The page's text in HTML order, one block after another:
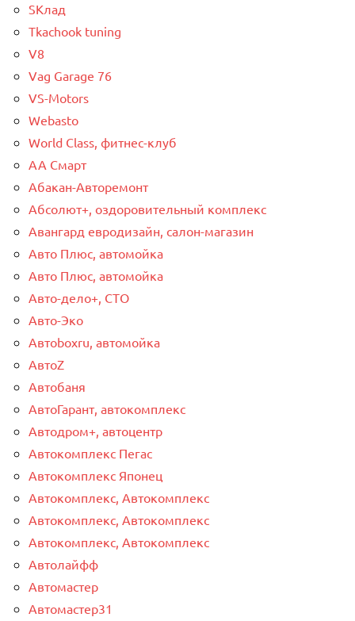
SКлад
Tkachook tuning
V8
Vag Garage 76
VS-Motors
Webasto
World Class, фитнес-клуб
АА Смарт
Абакан-Авторемонт
Абсолют+, оздоровительный комплекс
Авангард евродизайн, салон-магазин
Авто Плюс, автомойка
Авто Плюс, автомойка
Авто-дело+, СТО
Авто-Эко
Автоboxru, автомойка
АвтоZ
Автобаня
АвтоГарант, автокомплекс
Автодром+, автоцентр
Автокомплекс Пегас
Автокомплекс Японец
Автокомплекс, Автокомплекс
Автокомплекс, Автокомплекс
Автокомплекс, Автокомплекс
Автолайфф
Автомастер
Автомастер31